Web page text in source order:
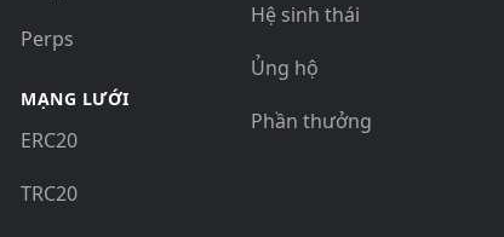
Perps
MẠNG LƯỚI
ERC20
TRC20
Hệ sinh thái
Ủng hộ
Phần thưởng